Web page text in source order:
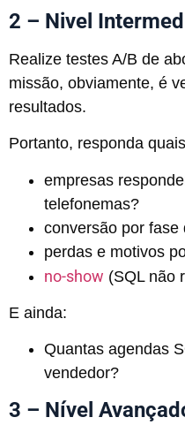
2 – Nivel
Realize testes A/B de
missão, obviamente, é
resultados.
Portanto, responda
empresas
telefonemas?
conversão por fase
perdas e motivos
no-show (SQL não
E ainda:
Quantas agendas
vendedor?
3 – Nível